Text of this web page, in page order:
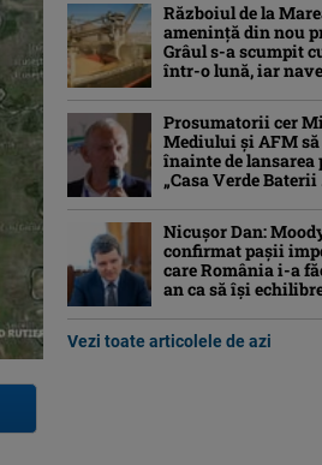
Războiul de la
amenință din nou
Grâul s-a scumpit
într-o lună, iar
Prosumatorii cer
Mediului și AFM
înainte de
„Casa Verde Baterii
Nicușor Dan:
confirmat pașii
care România i-a
an ca să își
Vezi toate articolele de azi